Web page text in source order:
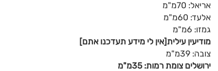
אריאל: 70מ"מ
אלעד: 60מ"מ
גמזו: 6מ"מ
מודיעין עילית[אין לי מידע תעדכנו אתם]
צובה: 39מ"מ
ירושלים צומת רמות: 35מ"מ